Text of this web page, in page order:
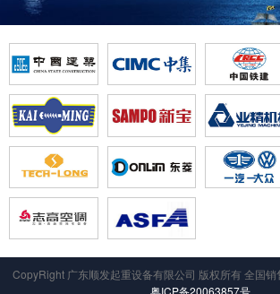
CopyRight 广东顺发起重设备有限公司 版权所有 全国